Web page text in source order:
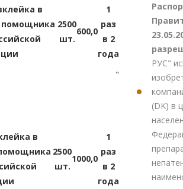
в
помощника 2500
шт.
600,0
1
раз
в 2
года
"
в
2500
шт.
1000,0
1
раз
в 2
года
РУС"
(DK) в